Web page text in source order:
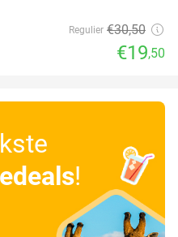
Regulier €30,50
€19,50
!